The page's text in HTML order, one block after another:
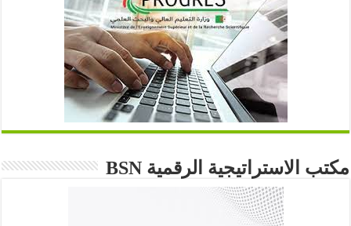
مكتب الاستراتيجية الرقمية BSN